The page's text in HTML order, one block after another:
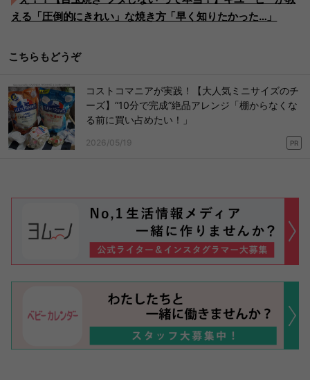
える「圧倒的にきれい」な焼き方「早く知りたかった…」
こちらもどうぞ
コストコマニアが実践！【大人気ミニサイズのチ
ーズ】“10分で完成”絶品アレンジ「棚からなくな
る前に買い占めたい！」
2026/05/19 PR